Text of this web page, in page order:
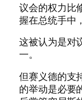
议会的权力比
握在总统手中
这被认为是对
一。
但赛义德的支
的举动是必要